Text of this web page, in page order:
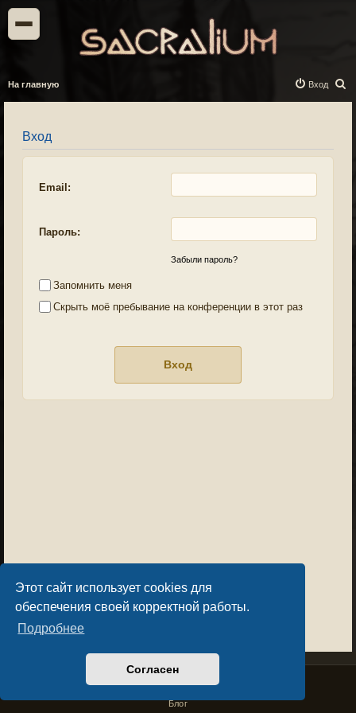
Этот сайт использует cookies для
обеспечения своей корректной работы.
Подробнее
Согласен
На главную
о
Вход
Вход
Email:
Пароль:
Забыли пароль?
Запомнить меня
Скрыть моё пребывание на конференции в этот раз
Privacy PolicyLicense Agreement
Copyright © Sacralium Games 2023-
Блог